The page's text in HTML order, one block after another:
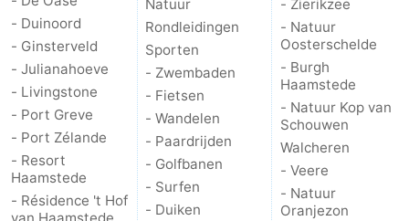
Medische
adressen
Regio
Zuid-
Holland
-
Leiden
Bollenstreek
- Duinoord
- Ginsterveld
- Julianahoeve
- Livingstone
- Port Greve
- Port Zélande
- Resort
Haamstede
- Résidence 't Hof
Natuur
Rondleidingen
Sporten
- Zwembaden
- Fietsen
- Wandelen
- Paardrijden
- Golfbanen
- Surfen
- Duiken
- Zierikzee
- Natuur
Oosterschelde
- Burgh
Haamstede
- Natuur Kop van
Schouwen
Walcheren
- Veere
- Natuur
Oranjezon